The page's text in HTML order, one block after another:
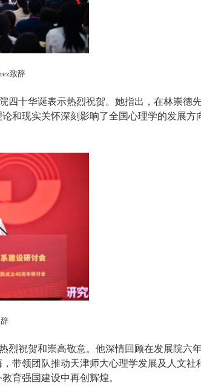
致辞
四十华诞表示热烈祝贺。她指出，在林崇德
和现实关怀深刻影响了全国心理学的发展方
烈祝贺和崇高敬意。他深情回顾在发展院六
带领团队推动天津师大心理学发展及人文社
育强国建设中再创辉煌。